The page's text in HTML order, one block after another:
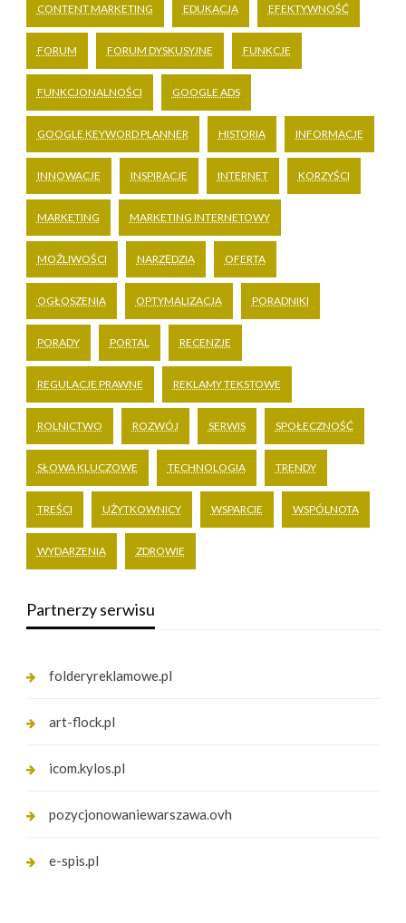
CONTENT MARKETING EDUKACJA EFEKTYWNOŚĆ
FORUM FORUM DYSKUSYJNE FUNKCJE
FUNKCJONALNOŚCI GOOGLE ADS
GOOGLE KEYWORD PLANNER HISTORIA INFORMACJE
INNOWACJE INSPIRACJE INTERNET KORZYŚCI
MARKETING MARKETING INTERNETOWY
MOŻLIWOŚCI NARZĘDZIA OFERTA
OGŁOSZENIA OPTYMALIZACJA PORADNIKI
PORADY PORTAL RECENZJE
REGULACJE PRAWNE REKLAMY TEKSTOWE
ROLNICTWO ROZWÓJ SERWIS SPOŁECZNOŚĆ
SŁOWA KLUCZOWE TECHNOLOGIA TRENDY
TREŚCI UŻYTKOWNICY WSPARCIE WSPÓLNOTA
WYDARZENIA ZDROWIE
Partnerzy serwisu
folderyreklamowe.pl
art-flock.pl
icom.kylos.pl
pozycjonowaniewarszawa.ovh
e-spis.pl